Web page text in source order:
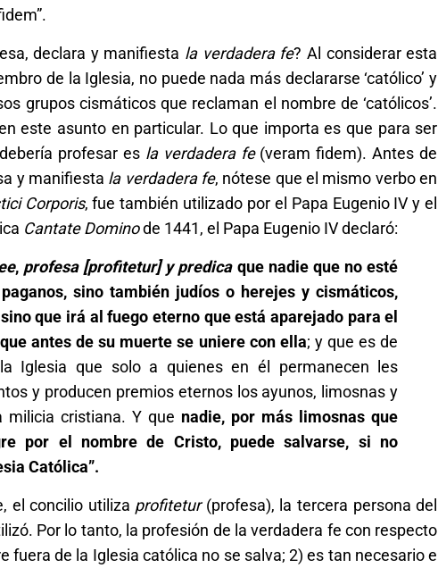
declara y manifiesta la verdadera fe? Al considerar esta
de la Iglesia, no puede nada más declararse ‘católico’ y
grupos cismáticos que reclaman el nombre de ‘católicos’.
este asunto en particular. Lo que importa es que para ser
profesar es la verdadera fe(veram fidem). Antes de
y manifiesta la verdadera fe, nótese que el mismo verbo en
Corporis, fue también utilizado por el Papa Eugenio IV y el
Cantate Dominode 1441, el Papa Eugenio IV declaró:
, profesa [profitetur] y predicaque nadie que no esté
sino también judíos o herejes y cismáticos,
que irá al fuego eterno que está aparejado para el
antes de su muerte se uniere con ella; y que es de
Iglesia que solo a quienes en él permanecen les
y producen premios eternos los ayunos, limosnas y
cristiana. Y que nadie, por más limosnas que
por el nombre de Cristo, puede salvarse, si no
Católica”.
el concilio utiliza profitetur(profesa), la tercera persona del
Por lo tanto, la profesión de la verdadera fe con respecto
fuera de la Iglesia católica no se salva; 2) es tan necesario e